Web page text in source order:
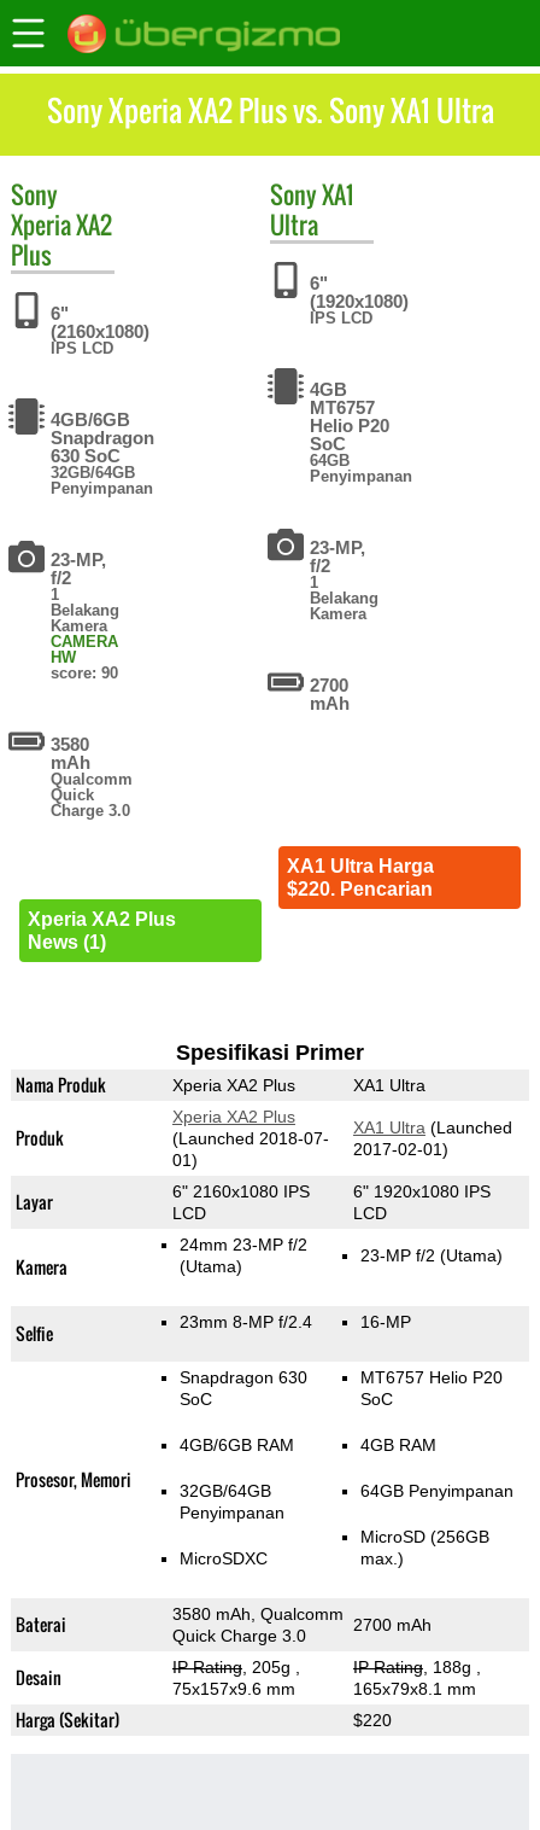
Sony Xperia XA2 Plus vs. Sony XA1 Ultra
Sony
Xperia XA2
Plus
6"
(2160x1080)
IPS LCD
4GB/6GB
Snapdragon
630 SoC
32GB/64GB
Penyimpanan
23-MP,
f/2
1
Belakang
Kamera
CAMERA
HW
score: 90
3580
mAh
Qualcomm
Quick
Charge 3.0
Xperia XA2 Plus
News (1)
SonyXA1
Ultra
6"
(1920x1080)
IPS LCD
4GB
MT6757
Helio P20
SoC
64GB
Penyimpanan
23-MP,
f/2
1
Belakang
Kamera
2700
mAh
XA1 Ultra Harga
$220. Pencarian
Spesifikasi Primer
Nama Produk Xperia XA2 Plus XA1 Ultra
Produk
Xperia XA2 Plus
(Launched 2018-07-
01)
XA1 Ultra (Launched
2017-02-01)
Layar
6" 2160x1080 IPS
LCD
6" 1920x1080 IPS
LCD
Kamera
24mm 23-MP f/2
(Utama)
23-MP f/2 (Utama)
Selfie 23mm 8-MP f/2.4 16-MP
Prosesor, Memori
Snapdragon 630
SoC
4GB/6GB RAM
32GB/64GB
Penyimpanan
MicroSDXC
MT6757 Helio P20
SoC
4GB RAM
64GB Penyimpanan
MicroSD (256GB
max.)
Baterai
3580 mAh, Qualcomm
Quick Charge 3.0
2700 mAh
Desain IP Rating, 205g
75x157x9.6 mm
IP Rating, 188g
165x79x8.1 mm
Harga (Sekitar) $220